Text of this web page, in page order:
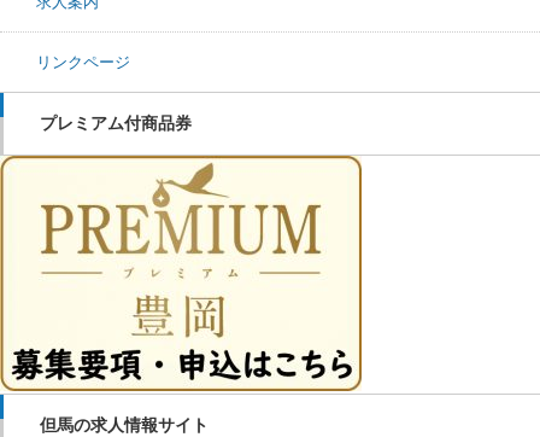
リンクページ
プレミアム付商品券
但馬の求人情報サイト